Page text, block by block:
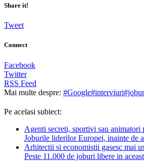
Share it!
Tweet
Connect
Facebook
Twitter
RSS Feed
Mai multe despre: #Google#interviuri
Pe acelasi subiect:
Agenti secreti, sportivi sau animatori
Joburile liderilor Europei, inainte de
Arhitectii si economistii gasesc mai
Peste 11.000 de joburi libere in